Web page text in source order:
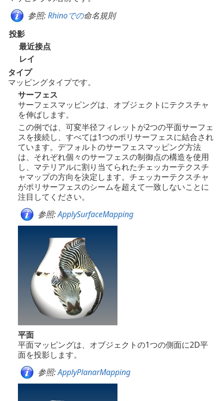
参照:Rhinoでの命名規則
投影
最近接点
レイ
タイプ
マッピングタイプです。
サーフェス
サーフェスマッピングは、オブジェクトにテクスチャ
を伸ばします。
この例では、可変半径フィレットが2つの平面サーフェ
スを接続し、すべては1つのポリサーフェスに結合され
ています。デフォルトのサーフェスマッピング方法
は、それぞれ個々のサーフェスの制御点の構造を使用
し、マテリアルに割り当てられたチェッカーテクスチ
ャマップの方向を決定します。チェッカーテクスチャ
がポリサーフェスのシームを超えて一致しないことに
注目してください。
参照:ApplySurfaceMapping
平面
平面マッピングは、オブジェクトの1つの側面に2D平
面を投影します。
参照:ApplyPlanarMapping